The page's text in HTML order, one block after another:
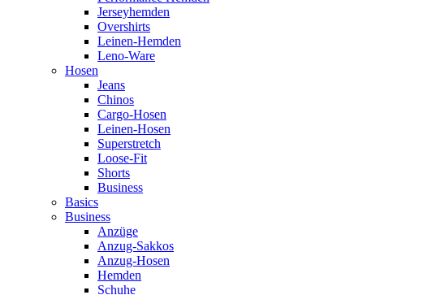
Jerseyhemden
Overshirts
Leinen-Hemden
Leno-Ware
Hosen
Jeans
Chinos
Cargo-Hosen
Leinen-Hosen
Superstretch
Loose-Fit
Shorts
Business
Basics
Business
Anzüge
Anzug-Sakkos
Anzug-Hosen
Hemden
Schuhe